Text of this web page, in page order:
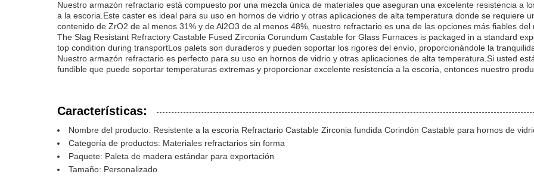
Nuestro armazón refractario está compuesto por una mezcla única de materiales que aseguran una excelente resistencia a
a la escoria.Este caster es ideal para su uso en hornos de vidrio y otras aplicaciones de alta temperatura donde se requiere
contenido de ZrO2 de al menos 31% y de Al2O3 de al menos 48%, nuestro refractario es una de las opciones más fiables del
The Slag Resistant Refractory Castable Fused Zirconia Corundum Castable for Glass Furnaces is packaged in a standard
top condition during transportLos palets son duraderos y pueden soportar los rigores del envío, proporcionándole la
Nuestro armazón refractario es perfecto para su uso en hornos de vidrio y otras aplicaciones de alta temperatura.Si usted
fundible que puede soportar temperaturas extremas y proporcionar excelente resistencia a la escoria, entonces nuestro
Características:
Nombre del producto: Resistente a la escoria Refractario Castable Zirconia fundida Corindón Castable para hornos de
Categoría de productos: Materiales refractarios sin forma
Paquete: Paleta de madera estándar para exportación
Tamaño: Personalizado